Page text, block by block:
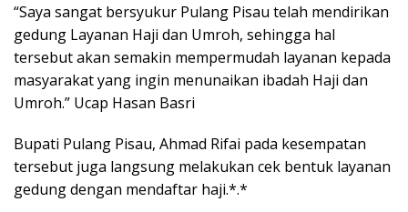
“Saya sangat bersyukur Pulang Pisau telah mendirikan
gedung Layanan Haji dan Umroh, sehingga hal
tersebut akan semakin mempermudah layanan kepada
masyarakat yang ingin menunaikan ibadah Haji dan
Umroh.” Ucap Hasan Basri
Bupati Pulang Pisau, Ahmad Rifai pada kesempatan
tersebut juga langsung melakukan cek bentuk layanan
gedung dengan mendaftar haji.*.*